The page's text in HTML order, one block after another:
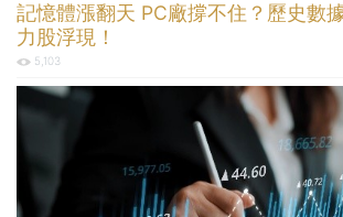
記憶體漲翻天 PC廠撐不住？歷史數
力股浮現！
5,103